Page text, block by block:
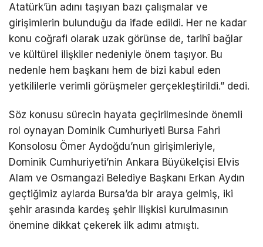
Atatürk’ün adını taşıyan bazı çalışmalar ve
girişimlerin bulunduğu da ifade edildi. Her ne kadar
konu coğrafi olarak uzak görünse de, tarihî bağlar
ve kültürel ilişkiler nedeniyle önem taşıyor. Bu
nedenle hem başkanı hem de bizi kabul eden
yetkililerle verimli görüşmeler gerçekleştirildi.” dedi.
Söz konusu sürecin hayata geçirilmesinde önemli
rol oynayan Dominik Cumhuriyeti Bursa Fahri
Konsolosu Ömer Aydoğdu’nun girişimleriyle,
Dominik Cumhuriyeti’nin Ankara Büyükelçisi Elvis
Alam ve Osmangazi Belediye Başkanı Erkan Aydın
geçtiğimiz aylarda Bursa’da bir araya gelmiş, iki
şehir arasında kardeş şehir ilişkisi kurulmasının
önemine dikkat çekerek ilk adımı atmıştı.